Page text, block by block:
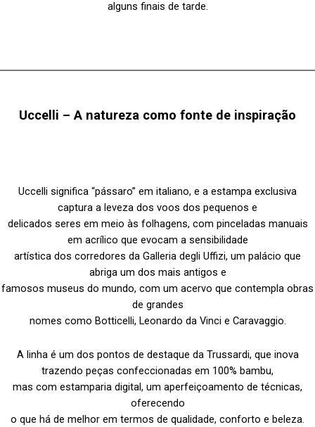
alguns finais de tarde.
Uccelli – A natureza como fonte de inspiração
Uccelli significa “pássaro” em italiano, e a estampa exclusiva
captura a leveza dos voos dos pequenos e
delicados seres em meio às folhagens, com pinceladas manuais
em acrílico que evocam a sensibilidade
artística dos corredores da Galleria degli Uffizi, um palácio que
abriga um dos mais antigos e
famosos museus do mundo, com um acervo que contempla obras
de grandes
nomes como Botticelli, Leonardo da Vinci e Caravaggio.
A linha é um dos pontos de destaque da Trussardi, que inova
trazendo peças confeccionadas em 100% bambu,
mas com estamparia digital, um aperfeiçoamento de técnicas,
oferecendo
o que há de melhor em termos de qualidade, conforto e beleza.